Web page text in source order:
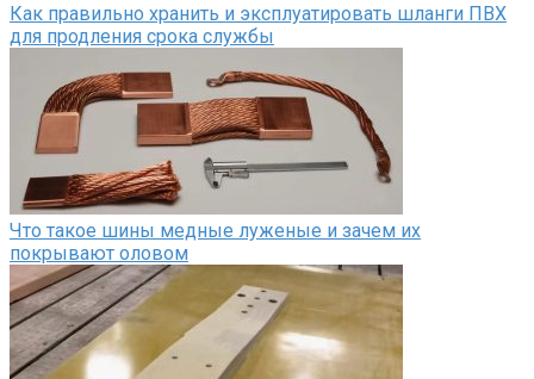
Как правильно хранить и эксплуатировать шланги ПВХ
для продления срока службы
Что такое шины медные луженые и зачем их
покрывают оловом